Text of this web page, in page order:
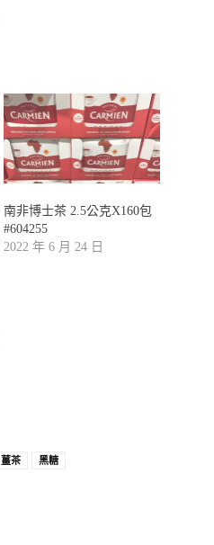
南非博士茶 2.5公克X160包
#604255
2022 年 6 月 24 日
薑茶 黑糖